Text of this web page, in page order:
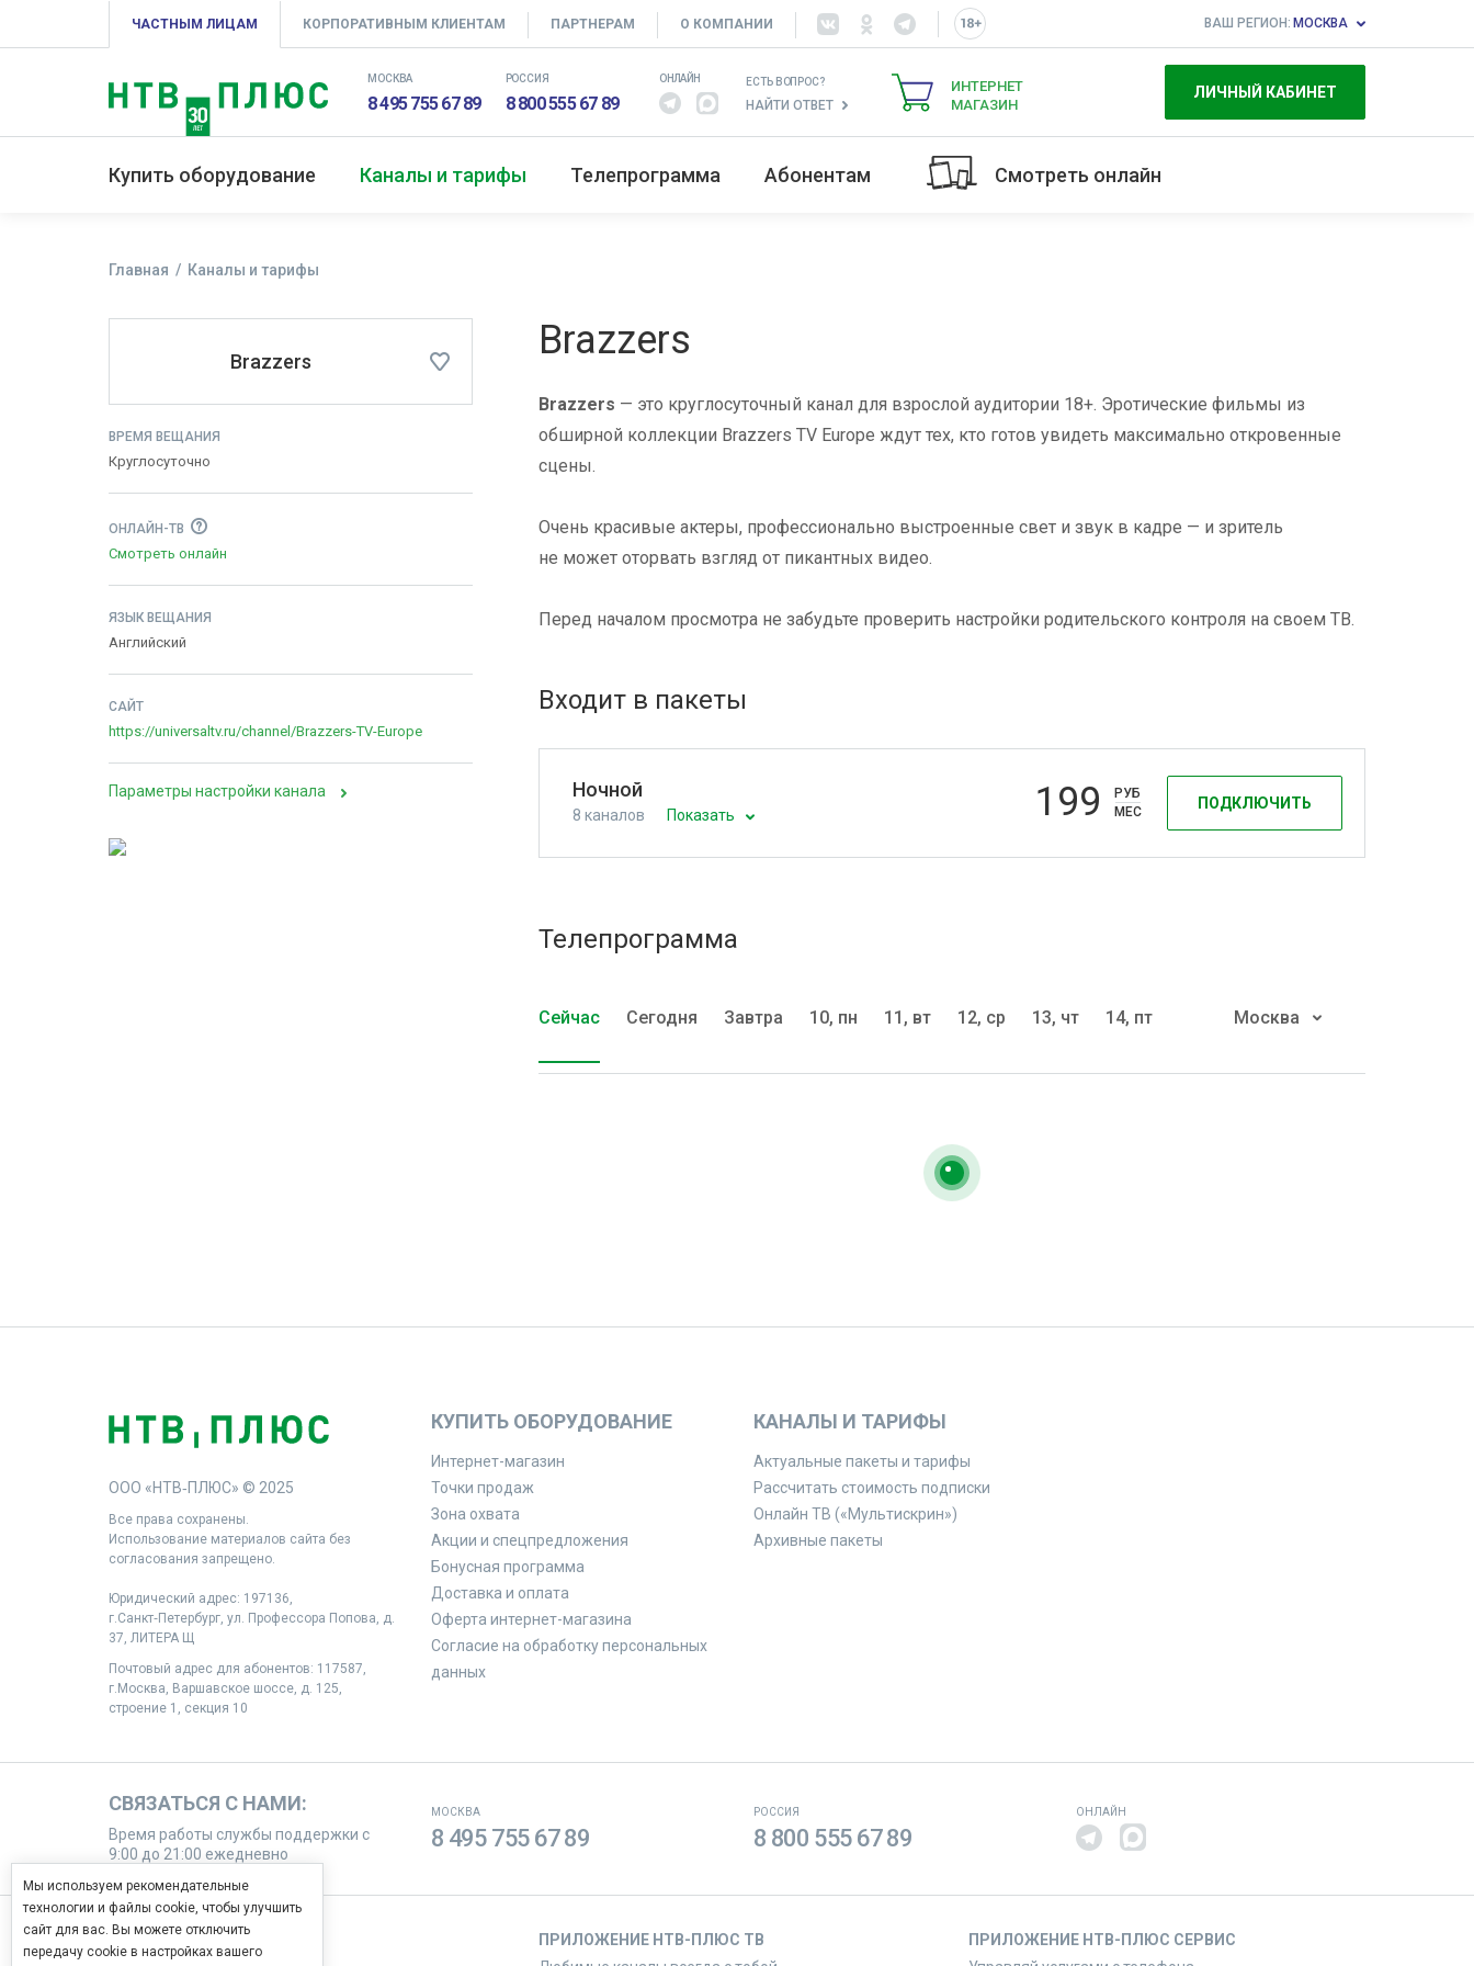
ЧАСТНЫМ ЛИЦАМ КОРПОРАТИВНЫМ КЛИЕНТАМ ПАРТНЕРАМ О КОМПАНИИ ВАШ РЕГИОН: МОСКВА
МОСКВА
8 495 755 67 89
РОССИЯ
8 800 555 67 89
ОНЛАЙН ЕСТЬ ВОПРОС?
НАЙТИ ОТВЕТ
ИНТЕРНЕТ
МАГАЗИН
ЛИЧНЫЙ КАБИНЕТ
Купить оборудование Каналы и тарифы Телепрограмма Абонентам Смотреть онлайн
Главная Каналы и тарифы
Brazzers
ВРЕМЯ ВЕЩАНИЯ
Круглосуточно
ОНЛАЙН-ТВ
Смотреть онлайн
ЯЗЫК ВЕЩАНИЯ
Английский
САЙТ
https://universaltv.ru/channel/Brazzers-TV-Europe
Параметры настройки канала
Brazzers
Brazzers — это круглосуточный канал для взрослой аудитории 18+. Эротические фильмы из
обширной коллекции Brazzers TV Europe ждут тех, кто готов увидеть максимально откровенные
сцены.
Очень красивые актеры, профессионально выстроенные свет и звук в кадре — и зритель
не может оторвать взгляд от пикантных видео.
Перед началом просмотра не забудьте проверить настройки родительского контроля на своем ТВ.
Входит в пакеты
Ночной
8 каналов Показать
ПОДКЛЮЧИТЬ
199
РУБ
МЕС
Телепрограмма
Сейчас Сегодня Завтра 10, пн 11, вт 12, ср 13, чт 14, пт Москва
ООО «НТВ‑ПЛЮС» © 2025
Все права сохранены.
Использование материалов сайта без
согласования запрещено.
Юридический адрес: 197136,
г.Санкт‑Петербург, ул. Профессора Попова, д.
37, ЛИТЕРА Щ
Почтовый адрес для абонентов: 117587,
г.Москва, Варшавское шоссе, д. 125,
строение 1, секция 10
КУПИТЬ ОБОРУДОВАНИЕ
Интернет-магазин
Точки продаж
Зона охвата
Акции и спецпредложения
Бонусная программа
Доставка и оплата
Оферта интернет-магазина
Согласие на обработку персональных
данных
КАНАЛЫ И ТАРИФЫ
Актуальные пакеты и тарифы
Рассчитать стоимость подписки
Онлайн ТВ («Мультискрин»)
Архивные пакеты
СВЯЗАТЬСЯ С НАМИ:
Время работы службы поддержки с
9:00 до 21:00 ежедневно
МОСКВА
8 495 755 67 89
РОССИЯ
8 800 555 67 89
ОНЛАЙН
МЫ В СОЦИАЛЬНЫХ СЕТЯХ
ПРИЛОЖЕНИЕ НТВ-ПЛЮС ТВ
ПРИЛОЖЕНИЕ НТВ-ПЛЮС СЕРВИС
Мы используем рекомендательные
технологии и файлы cookie, чтобы улучшить
сайт для вас. Вы можете отключить
передачу cookie в настройках вашего